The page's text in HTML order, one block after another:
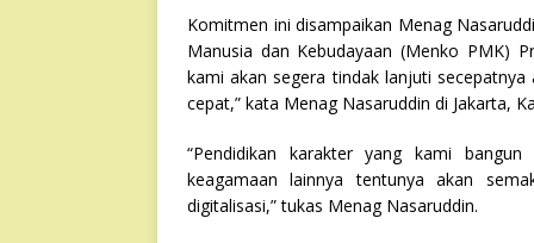
Komitmen ini disampaikan Menag
Manusia dan Kebudayaan (Menko PMK)
kami akan segera tindak lanjuti
cepat,” kata Menag Nasaruddin di Jakarta,
“Pendidikan karakter yang kami
keagamaan lainnya tentunya akan
digitalisasi,” tukas Menag Nasaruddin.